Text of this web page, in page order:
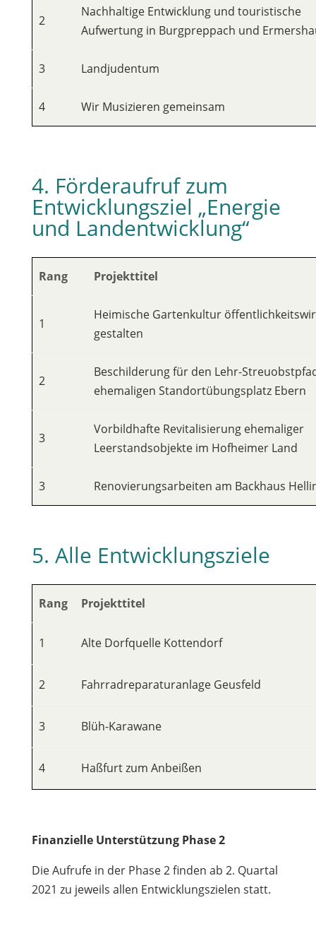
2
Nachhaltige Entwicklung und touristische
Aufwertung in Burgpreppach und
3 Landjudentum
4 Wir Musizieren gemeinsam
4. Förderaufruf zum
Entwicklungsziel „Energie
und Landentwicklung“
Rang Projekttitel
1
Heimische Gartenkultur
gestalten
2
Beschilderung für den Lehr-
ehemaligen Standortübungsplatz Ebern
3
Vorbildhafte Revitalisierung ehemaliger
Leerstandsobjekte im Hofheimer Land
3 Renovierungsarbeiten am Backhaus
5. Alle Entwicklungsziele
Rang Projekttitel
1 Alte Dorfquelle Kottendorf
2 Fahrradreparaturanlage Geusfeld
3 Blüh-Karawane
4 Haßfurt zum Anbeißen
Finanzielle Unterstützung Phase 2
Die Aufrufe in der Phase 2 finden ab 2. Quartal
2021 zu jeweils allen Entwicklungszielen statt.